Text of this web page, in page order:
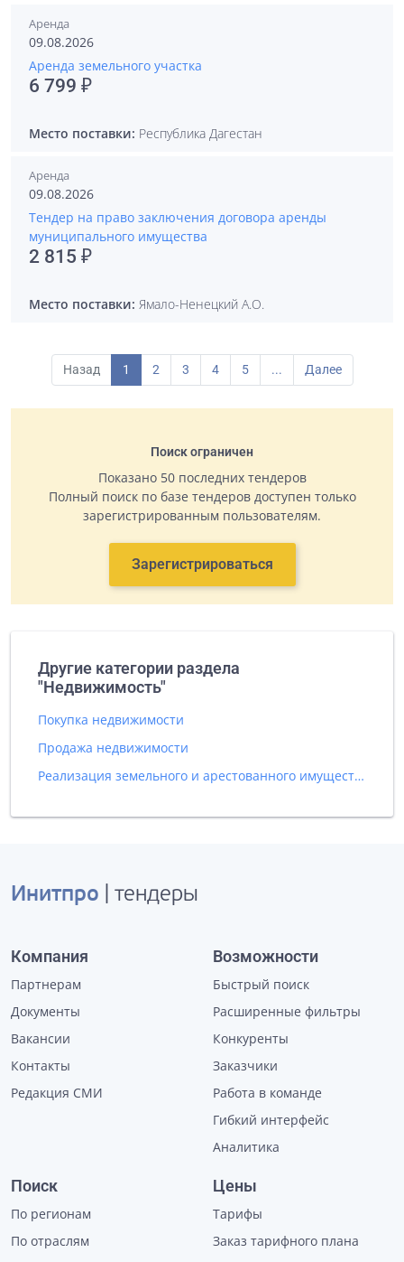
Аренда
09.08.2026
Аренда земельного участка
6 799 ₽
Место поставки: Республика Дагестан
Аренда
09.08.2026
Тендер на право заключения договора аренды
муниципального имущества
2 815 ₽
Место поставки: Ямало-Ненецкий А.О.
Назад 1 2 3 4 5 ... Далее
Поиск ограничен
Показано 50 последних тендеров
Полный поиск по базе тендеров доступен только
зарегистрированным пользователям.
Зарегистрироваться
Другие категории раздела
"Недвижимость"
Покупка недвижимости
Продажа недвижимости
Реализация земельного и арестованного имущества
Инитпро | тендеры
Компания
Партнерам
Документы
Вакансии
Контакты
Редакция СМИ
Возможности
Быстрый поиск
Расширенные фильтры
Конкуренты
Заказчики
Работа в команде
Гибкий интерфейс
Аналитика
Поиск
По регионам
По отраслям
Цены
Тарифы
Заказ тарифного плана